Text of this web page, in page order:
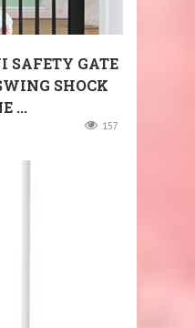
GATE
SHOCK
...
157